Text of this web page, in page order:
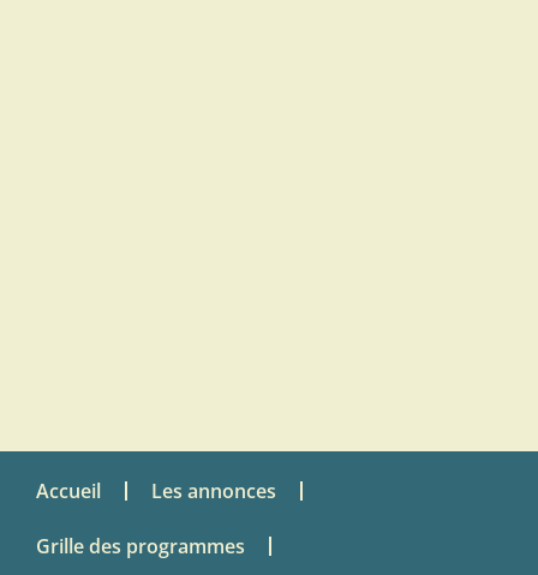
Accueil Les annonces
Grille des programmes